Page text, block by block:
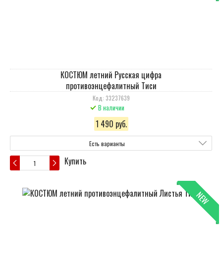
КОСТЮМ летний Русская цифра
противоэнцефалитный Тиси
Код: 33237639
В наличии
1 490 руб.
Есть варианты
Купить
NEW